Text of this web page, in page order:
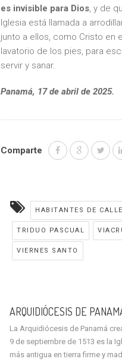
es invisible para Dios, y de
Iglesia está llamada a
junto a ellos, como Cristo en
lavatorio de los pies, para
servir y sanar.
Panamá, 17 de abril de 2025.
Comparte
HABITANTES DE CALLE
TRIDUO PASCUAL
VIERNES SANTO
ARQUIDIÓCESIS DE
La Arquidiócesis de Panamá
9 de septiembre de 1513 es la
más antigua en tierra firme y